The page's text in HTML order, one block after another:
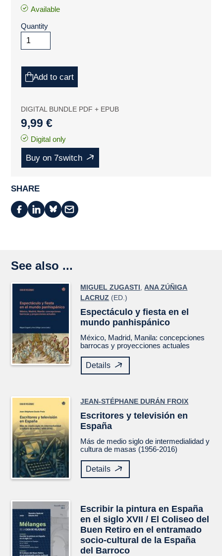
Available
Quantity
Add to cart
DIGITAL BUNDLE PDF + EPUB
9,99 €
Digital only
Buy on 7switch
SHARE
See also ...
MIGUEL ZUGASTI ,ANA ZÚÑIGA
LACRUZ (ED.)
Espectáculo y fiesta en el
mundo panhispánico
México, Madrid, Manila: concepciones
barrocas y proyecciones actuales
Details
JEAN-STÉPHANE DURÁN FROIX
Escritores y televisión en
España
Más de medio siglo de intermedialidad y
cultura de masas (1956-2016)
Details
Escribir la pintura en España
en el siglo XVII / El Coliseo del
Buen Retiro en el entramado
socio-cultural de la España
del Barroco